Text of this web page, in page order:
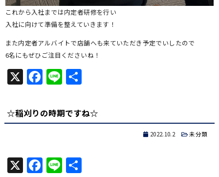
これから入社までは内定者研修を行い
入社に向けて準備を整えていきます！
また内定者アルバイトで店舗へも来ていただき予定でいしたので
6名にもぜひご注目くださいね！
X Facebook
Line共
☆稲刈りの時期ですね☆
2022.10.2 未分類
X Facebook
Line共